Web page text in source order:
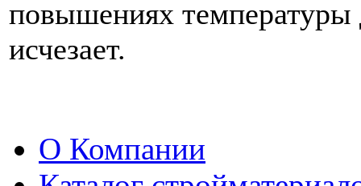
повышениях температуры
исчезает.
О Компании